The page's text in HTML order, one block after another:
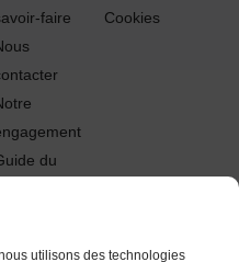
utilisons des technologies
faire
du
Cookies
droits réservés. Textiles
à Orléans